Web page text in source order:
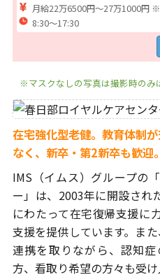
月給22万6500円～27万1000円
8:30～17:30
※マスクなしの写真は撮影時のみ
在宅強化型老健。教育体制が
なく、新卒・第2新卒も歓迎。
IMS（イムス）グループの
ー」は、 2003年に開設され
にわたって在宅復帰支援に
支援を提供しています。 ま
連携を取りながら、認知症
方、看取り希望の方々も受け